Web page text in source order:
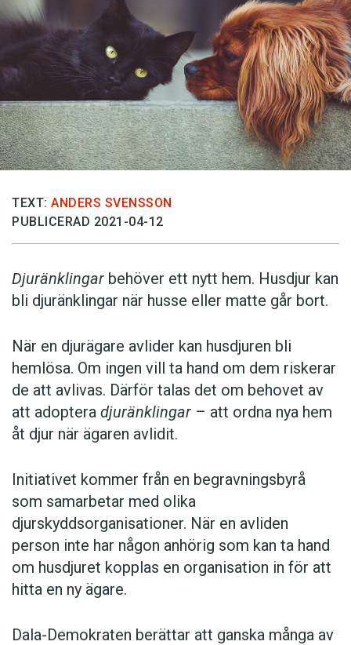
TEXT: ANDERS SVENSSON
PUBLICERAD 2021-04-12
Djuränklingar behöver ett nytt hem. Husdjur kan
bli djuränklingar när husse eller matte går bort.
När en djurägare avlider kan husdjuren bli
hemlösa. Om ingen vill ta hand om dem riskerar
de att avlivas. Därför talas det om behovet av
att adoptera djuränklingar – att ordna nya hem
åt djur när ägaren avlidit.
Initiativet kommer från en begravningsbyrå
som samarbetar med olika
djurskyddsorganisationer. När en avliden
person inte har någon anhörig som kan ta hand
om husdjuret kopplas en organisation in för att
hitta en ny ägare.
Dala-Demokraten berättar att ganska många av